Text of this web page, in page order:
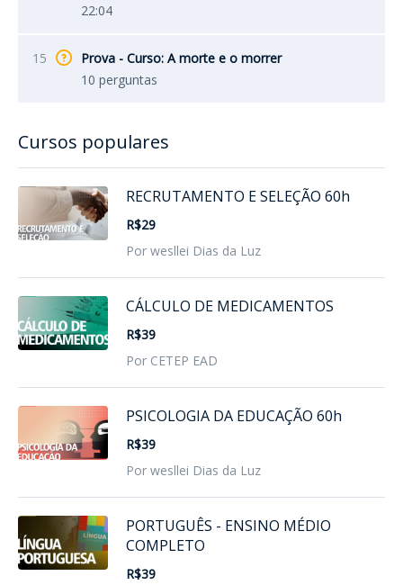
22:04
15
Prova - Curso: A morte e o morrer
10 perguntas
Cursos populares
RECRUTAMENTO E SELEÇÃO 60h
R$29
Por wesllei Dias da Luz
CÁLCULO DE MEDICAMENTOS
R$39
Por CETEP EAD
PSICOLOGIA DA EDUCAÇÃO 60h
R$39
Por wesllei Dias da Luz
PORTUGUÊS - ENSINO MÉDIO
COMPLETO
R$39